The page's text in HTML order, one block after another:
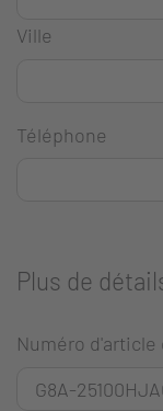
Ville
Téléphone
Plus de
Numéro